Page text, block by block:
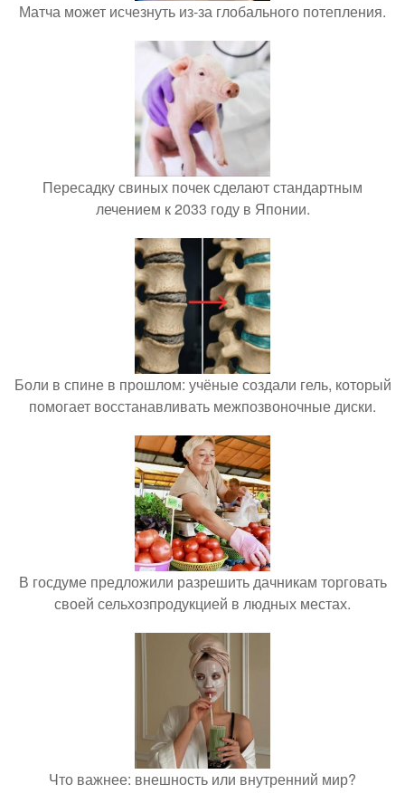
Матча может исчезнуть из-за глобального потепления.
Пересадку свиных почек сделают стандартным
лечением к 2033 году в Японии.
Боли в спине в прошлом: учёные создали гель, который
помогает восстанавливать межпозвоночные диски.
В госдуме предложили разрешить дачникам торговать
своей сельхозпродукцией в людных местах.
Что важнее: внешность или внутренний мир?